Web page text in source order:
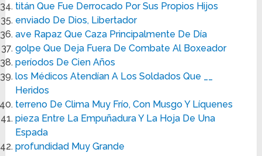
titán Que Fue Derrocado Por Sus Propios Hijos
enviado De Dios, Libertador
ave Rapaz Que Caza Principalmente De Día
golpe Que Deja Fuera De Combate Al Boxeador
períodos De Cien Años
los Médicos Atendían A Los Soldados Que __
Heridos
terreno De Clima Muy Frío, Con Musgo Y Líquenes
pieza Entre La Empuñadura Y La Hoja De Una
Espada
profundidad Muy Grande